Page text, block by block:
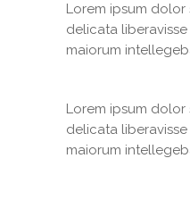
Lorem ipsum
delicata
maiorum
Lorem ipsum
delicata
maiorum